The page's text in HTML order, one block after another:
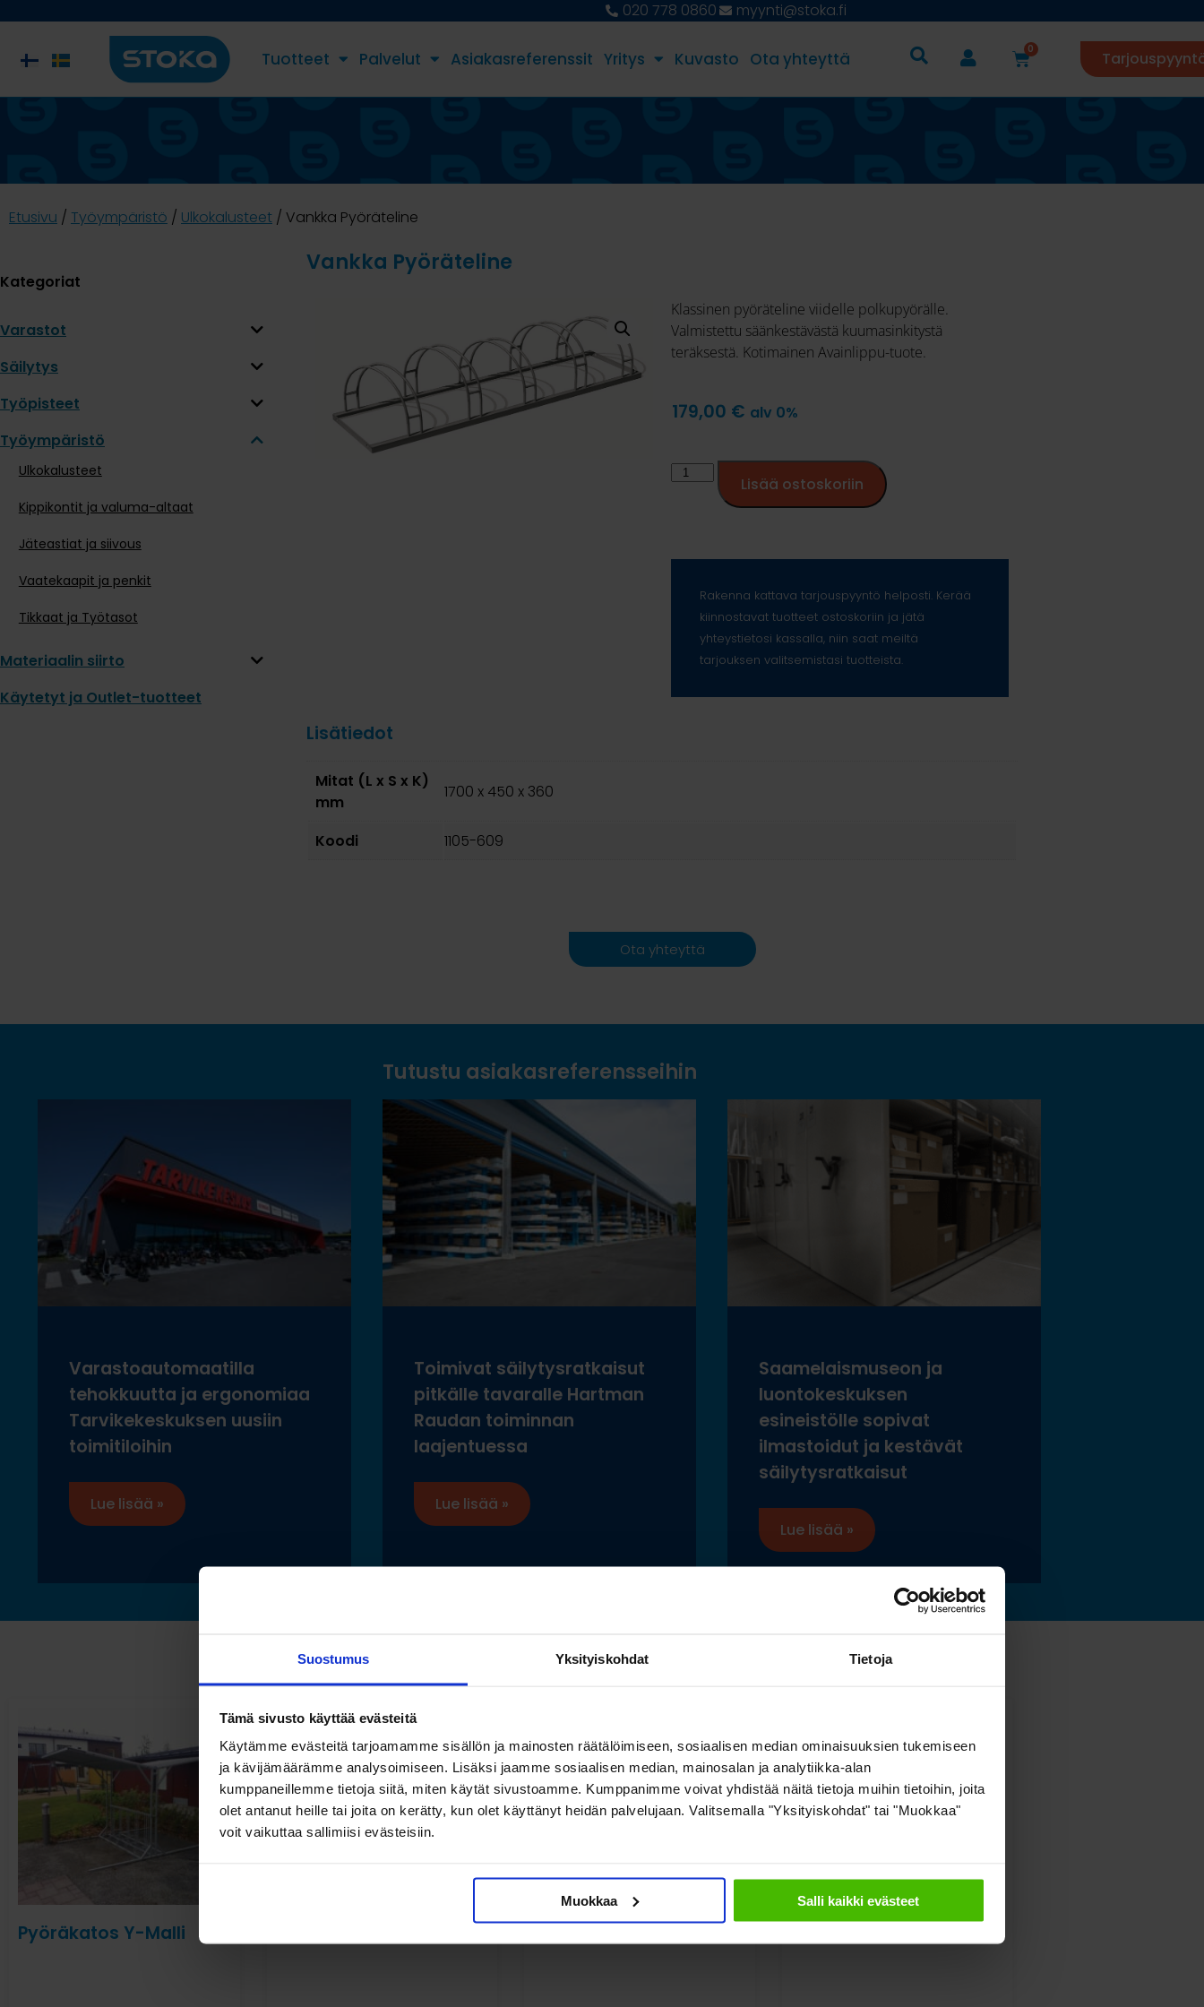
Suostumus Yksityiskohdat Tietoja
Tämä sivusto käyttää evästeitä
Käytämme evästeitä tarjoamamme sisällön ja mainosten räätälöimiseen, sosiaalisen median ominaisuuksien tukemiseen
ja kävijämäärämme analysoimiseen. Lisäksi jaamme sosiaalisen median, mainosalan ja analytiikka-alan
kumppaneillemme tietoja siitä, miten käytät sivustoamme. Kumppanimme voivat yhdistää näitä tietoja muihin tietoihin, joita
olet antanut heille tai joita on kerätty, kun olet käyttänyt heidän palvelujaan. Valitsemalla "Yksityiskohdat" tai "Muokkaa"
voit vaikuttaa sallimiisi evästeisiin.
Muokkaa Salli kaikki evästeet
020 778 0860 myynti@stoka.fi
Tuotteet Palvelut Asiakasreferenssit Yritys Kuvasto Ota yhteyttä 0
Etusivu / Työympäristö / Ulkokalusteet / Vankka Pyöräteline
Kategoriat
Varastot
Säilytys
Työpisteet
Työympäristö
Ulkokalusteet
Kippikontit ja valuma-altaat
Jäteastiat ja siivous
Vaatekaapit ja penkit
Tikkaat ja Työtasot
Materiaalin siirto
Käytetyt ja Outlet-tuotteet
Vankka Pyöräteline
Klassinen pyöräteline viidelle polkupyörälle.
Valmistettu säänkestävästä kuumasinkitystä
teräksestä. Kotimainen Avainlippu-tuote.
179,00 € alv 0%
Lisää ostoskoriin
Rakenna kattava tarjouspyyntö helposti. Kerää
kiinnostavat tuotteet ostoskoriin ja jätä
yhteystietosi kassalla, niin saat meiltä
tarjouksen valitsemistasi tuotteista.
Lisätiedot
Mitat (L x S x K)
mm
1700 x 450 x 360
Koodi 1105-609
Ota yhteyttä
Tutustu asiakasreferensseihin
Varastoautomaatilla
tehokkuutta ja ergonomiaa
Tarvikekeskuksen uusiin
toimitiloihin
Lue lisää »
Toimivat säilytysratkaisut
pitkälle tavaralle Hartman
Raudan toiminnan
laajentuessa
Lue lisää »
Saamelaismuseon ja
luontokeskuksen
esineistölle sopivat
ilmastoidut ja kestävät
säilytysratkaisut
Lue lisää »
Katso myös nämä
Pyöräkatos Y-Malli